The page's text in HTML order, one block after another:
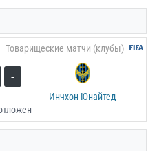
Товарищеские матчи (клубы)
-
Инчхон Юнайтед